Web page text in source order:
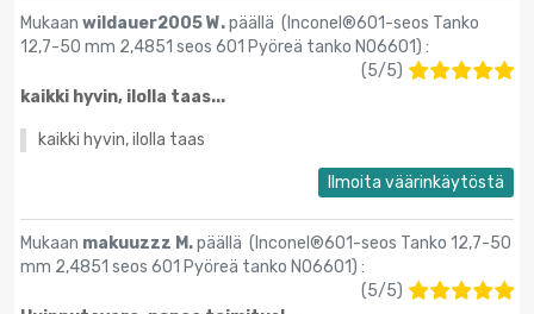
Mukaan wildauer2005 W.päällä (Inconel®601-seos Tanko
12,7-50 mm 2,4851 seos 601 Pyöreä tanko N06601) :
(5/5)
kaikki hyvin, ilolla taas...
kaikki hyvin, ilolla taas
Ilmoita väärinkäytöstä
Mukaan makuuzzz M.päällä (Inconel®601-seos Tanko 12,7-50
mm 2,4851 seos 601 Pyöreä tanko N06601) :
(5/5)